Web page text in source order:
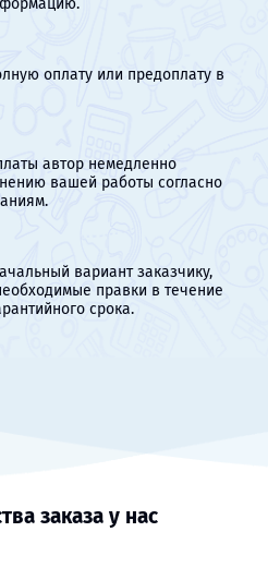
оплату или предоплату в
автор немедленно
вашей работы согласно
вариант заказчику,
правки в течение
срока.
заказа у нас